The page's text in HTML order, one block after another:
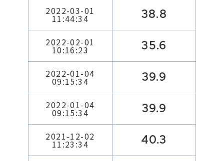
2022-03-01
11:44:34 38.8
2022-02-01
10:16:23 35.6
2022-01-04
09:15:34 39.9
2022-01-04
09:15:34 39.9
2021-12-02
11:23:34 40.3